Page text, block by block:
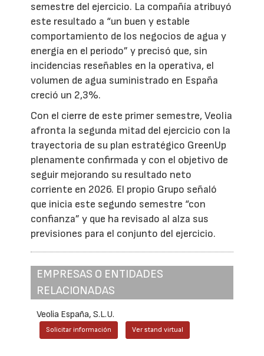
semestre del ejercicio. La compañía atribuyó
este resultado a “un buen y estable
comportamiento de los negocios de agua y
energía en el periodo” y precisó que, sin
incidencias reseñables en la operativa, el
volumen de agua suministrado en España
creció un 2,3%.
Con el cierre de este primer semestre, Veolia
afronta la segunda mitad del ejercicio con la
trayectoria de su plan estratégico GreenUp
plenamente confirmada y con el objetivo de
seguir mejorando su resultado neto
corriente en 2026. El propio Grupo señaló
que inicia este segundo semestre “con
confianza” y que ha revisado al alza sus
previsiones para el conjunto del ejercicio.
EMPRESAS O ENTIDADES
RELACIONADAS
Veolia España, S.L.U.
Solicitar información Ver stand virtual